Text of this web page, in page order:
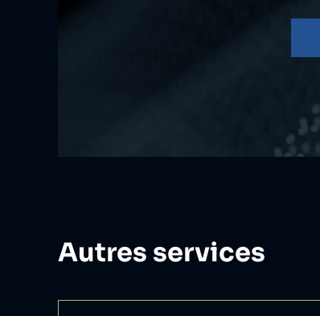
Autres services